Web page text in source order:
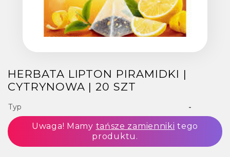
HERBATA LIPTON PIRAMIDKI |
CYTRYNOWA | 20 SZT
Typ -
Uwaga! Mamy tańsze zamienniki tego
produktu.